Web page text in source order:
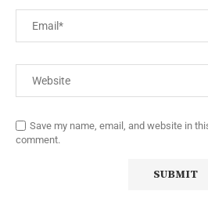
Save my name, email, and website in
comment.